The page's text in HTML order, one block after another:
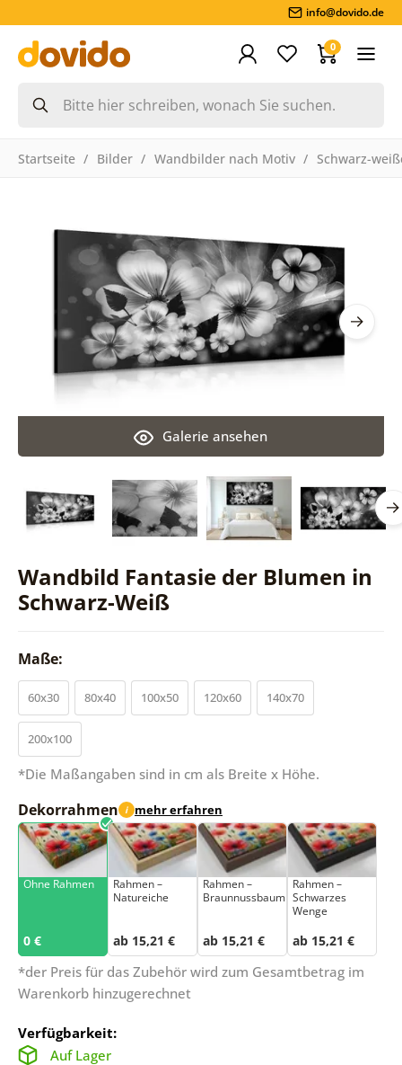
info@dovido.de
0
Startseite Bilder Wandbilder nach Motiv Schwarz-
Wandbild Fantasie der Blumen in
Schwarz-Weiß
Galerie ansehen
Maße:
60x30 80x40 100x50 120x60 140x70
200x100
*Die Maßangaben sind in cm als Breite x Höhe.
Dekorrahmen i mehr erfahren
Ohne Rahmen
0 €
Rahmen –
Natureiche
ab 15,21 €
Rahmen –
Braunnussbaum
ab 15,21 €
Rahmen –
Schwarzes
Wenge
ab 15,21 €
*der Preis für das Zubehör wird zum Gesamtbetrag im
Warenkorb hinzugerechnet
Verfügbarkeit:
Auf Lager